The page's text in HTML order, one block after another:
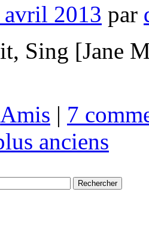
avril 2013 par
Sing [Jane
Amis | 7
anciens